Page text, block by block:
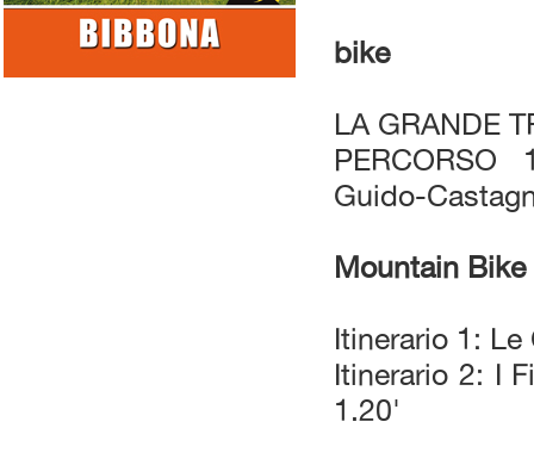
bike
LA GRANDE
PERCORSO
Guido-
Mountain Bike
Itinerario 1:
Itinerario 2: I
1.20'